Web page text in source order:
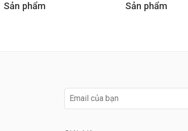
Sản phẩm Sản phẩm